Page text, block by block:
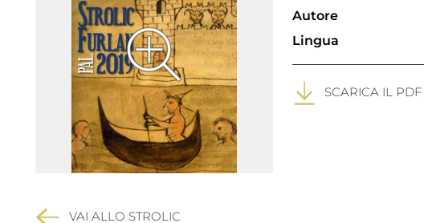
VAI ALLO STROLIC
Autore
Lingua
SCARICA IL PDF